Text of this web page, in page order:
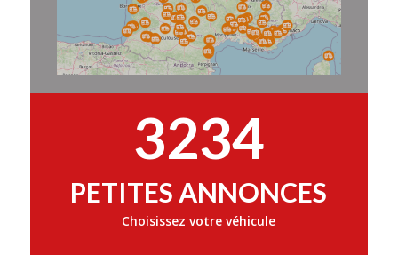
3234
PETITES ANNONCES
Choisissez votre véhicule